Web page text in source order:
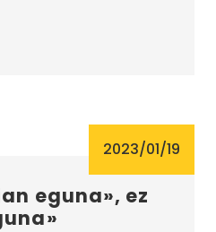
2023/01/19
eguna», ez